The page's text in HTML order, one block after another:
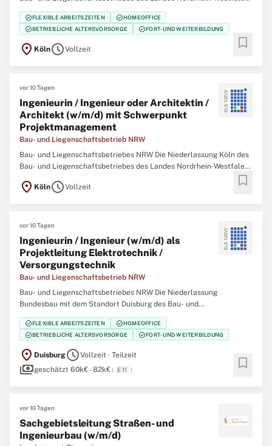
(BLB NRW) sucht zum nächstmöglichen Zeitpunkt eine/einen
Projektverantwortliche Ingenieurin / Projektverantwortlichen
Ingenieur (w/m/d) im Bereich Technische
check_circleFLEXIBLE ARBEITSZEITEN check_circleHOMEOFFICE
check_circleBETRIEBLICHE ALTERSVORSORGE check_circleFORT- UND WEITERBILDUNG
location_on KölnscheduleVollzeit bookmark
vor 10 Tagen
Ingenieurin / Ingenieur oder Architektin /
Architekt (w/m/d) mit Schwerpunkt
Projektmanagement
Bau- und Liegenschaftsbetrieb NRW
Bau- und Liegenschaftsbetriebes NRW Die Niederlassung Köln des
Bau- und Liegenschaftsbetriebes des Landes Nordrhein‑Westfalen
Ingenieurin / Ingenieur oder Architektin / Architekten (w/m/d) mit
location_on KölnscheduleVollzeit bookmark
vor 10 Tagen
Ingenieurin / Ingenieur (w/m/d) als
Projektleitung Elektrotechnik /
Versorgungstechnik
Bau- und Liegenschaftsbetrieb NRW
Bau- und Liegenschaftsbetriebes NRW Die Niederlassung
Bundesbau mit dem Standort Duisburg des Bau- und
Liegenschaftsbetriebes des Landes Nordrhein‑Westfalen (BLB
NRW) sucht zum nächstmöglichen Zeitpunkt eine/einen Ingenieurin
/ Ingenieur (w/m/d) als Projektleitung Elektrotechnik /
check_circleFLEXIBLE ARBEITSZEITEN check_circleHOMEOFFICE
check_circleBETRIEBLICHE ALTERSVORSORGE check_circleFORT- UND WEITERBILDUNG
location_on DuisburgscheduleVollzeit · Teilzeit
paymentsgeschätzt 60k€ - 82k€( E 11 ) bookmark
vor 10 Tagen
Sachgebietsleitung Straßen- und
Ingenieurbau (w/m/d)